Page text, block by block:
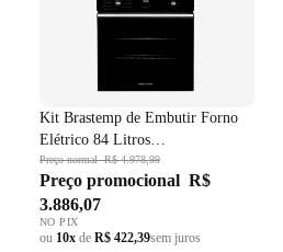
Kit Brastemp de Embutir Forno
Elétrico 84 Litros
BOC84AE+Micro-ondas 32 Litros
BM146AE Preto 220V
Preço normalR$ 4.978,99
Preço promocional R$
3.886,07
NO PIX
ou 10x de R$ 422,39sem juros